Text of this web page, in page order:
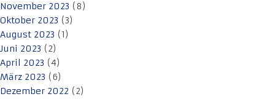
November 2023 (8)
Oktober 2023 (3)
August 2023 (1)
Juni 2023 (2)
April 2023 (4)
März 2023 (6)
Dezember 2022 (2)